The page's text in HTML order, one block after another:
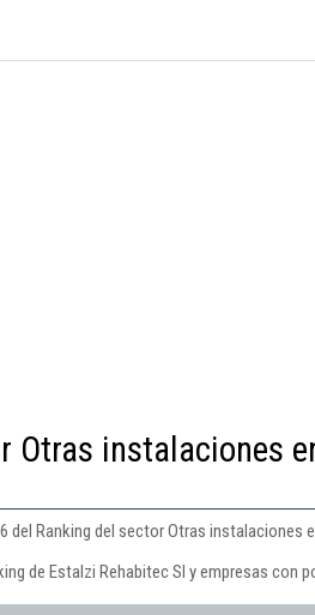
Otras instalaciones
del Ranking del sector Otras instalaciones
de Estalzi Rehabitec Sl y empresas con